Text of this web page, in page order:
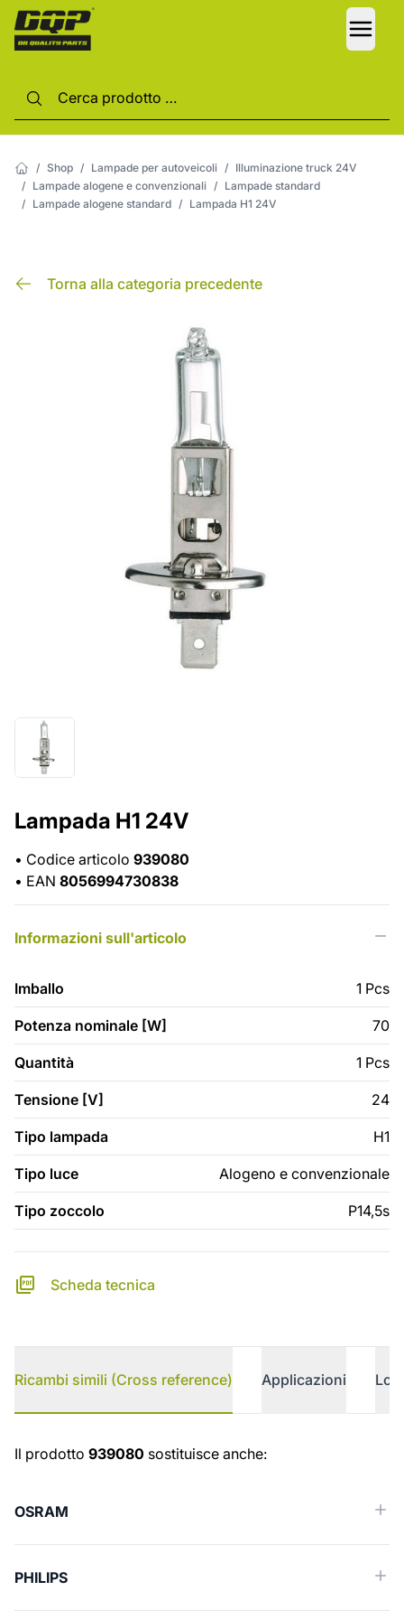
/ Shop / Lampade per autoveicoli / Illuminazione truck 24V
/ Lampade alogene e convenzionali / Lampade standard
/ Lampade alogene standard / Lampada H1 24V
Torna alla categoria precedente
Lampada H1 24V
• Codice articolo 939080
• EAN 8056994730838
Informazioni sull'articolo
Imballo 1 Pcs
Potenza nominale [W] 70
Quantità 1 Pcs
Tensione [V] 24
Tipo lampada H1
Tipo luce Alogeno e convenzionale
Tipo zoccolo P14,5s
Scheda tecnica
Ricambi simili (Cross reference) Applicazioni
Ricambi simili (Cross reference)
Il prodotto 939080 sostituisce anche:
OSRAM
PHILIPS